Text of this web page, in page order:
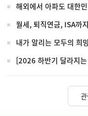
해외에서 아파도 대한
월세, 퇴직연금, ISA까
내가 알리는 모두의 희
[2026 하반기 달라지